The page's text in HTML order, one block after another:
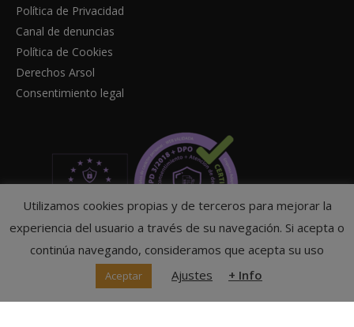
Política de Privacidad
Canal de denuncias
Política de Cookies
Derechos Arsol
Consentimiento legal
© Federación Navarra de Tenis
Utilizamos cookies propias y de terceros para mejorar la
experiencia del usuario a través de su navegación. Si acepta o
continúa navegando, consideramos que acepta su uso
Aceptar Ajustes + Info